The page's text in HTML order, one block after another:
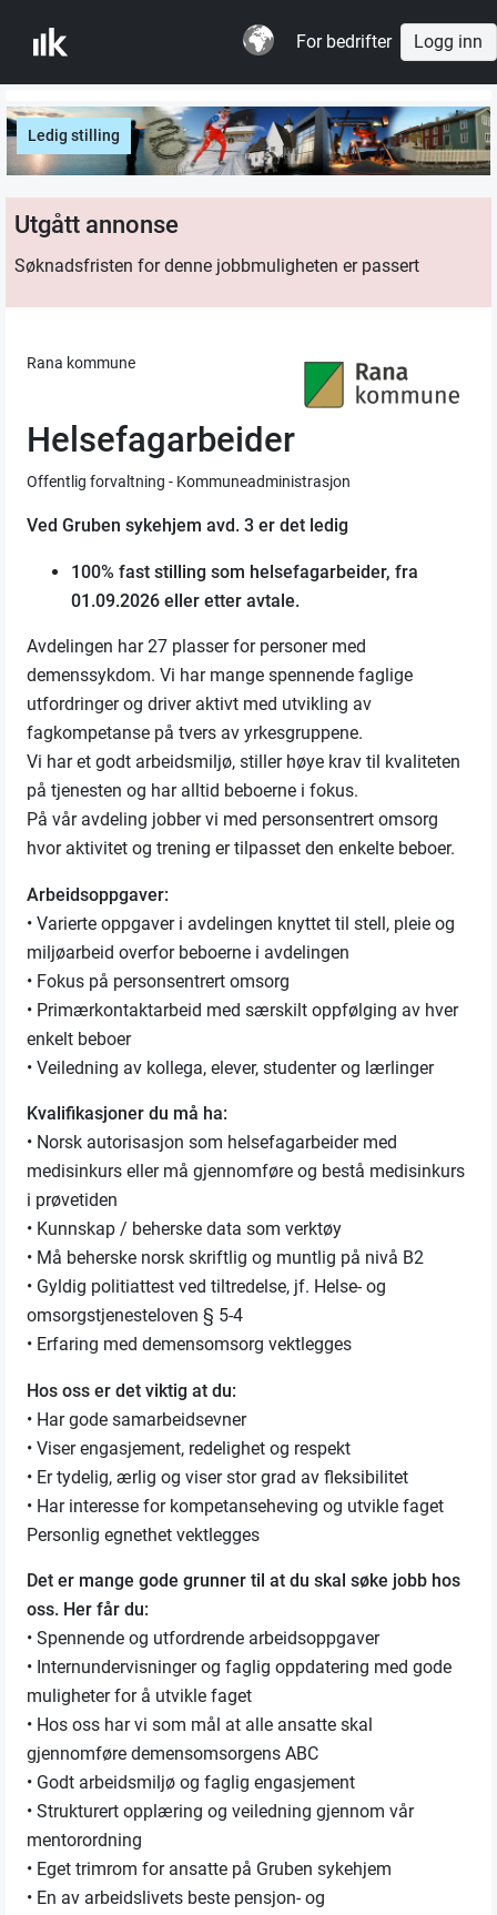
For bedrifter Logg inn
Ledig stilling
Utgått annonse
Søknadsfristen for denne jobbmuligheten er passert
Rana kommune
Helsefagarbeider
Offentlig forvaltning - Kommuneadministrasjon
Ved Gruben sykehjem avd. 3 er det ledig
100% fast stilling som helsefagarbeider, fra
01.09.2026 eller etter avtale.
Avdelingen har 27 plasser for personer med
demenssykdom. Vi har mange spennende faglige
utfordringer og driver aktivt med utvikling av
fagkompetanse på tvers av yrkesgruppene.
Vi har et godt arbeidsmiljø, stiller høye krav til kvaliteten
på tjenesten og har alltid beboerne i fokus.
På vår avdeling jobber vi med personsentrert omsorg
hvor aktivitet og trening er tilpasset den enkelte beboer.
Arbeidsoppgaver:
• Varierte oppgaver i avdelingen knyttet til stell, pleie og
miljøarbeid overfor beboerne i avdelingen
• Fokus på personsentrert omsorg
• Primærkontaktarbeid med særskilt oppfølging av hver
enkelt beboer
• Veiledning av kollega, elever, studenter og lærlinger
Kvalifikasjoner du må ha:
• Norsk autorisasjon som helsefagarbeider med
medisinkurs eller må gjennomføre og bestå medisinkurs
i prøvetiden
• Kunnskap / beherske data som verktøy
• Må beherske norsk skriftlig og muntlig på nivå B2
• Gyldig politiattest ved tiltredelse, jf. Helse- og
omsorgstjenesteloven § 5-4
• Erfaring med demensomsorg vektlegges
Hos oss er det viktig at du:
• Har gode samarbeidsevner
• Viser engasjement, redelighet og respekt
• Er tydelig, ærlig og viser stor grad av fleksibilitet
• Har interesse for kompetanseheving og utvikle faget
Personlig egnethet vektlegges
Det er mange gode grunner til at du skal søke jobb hos
oss. Her får du:
• Spennende og utfordrende arbeidsoppgaver
• Internundervisninger og faglig oppdatering med gode
muligheter for å utvikle faget
• Hos oss har vi som mål at alle ansatte skal
gjennomføre demensomsorgens ABC
• Godt arbeidsmiljø og faglig engasjement
• Strukturert opplæring og veiledning gjennom vår
mentorordning
• Eget trimrom for ansatte på Gruben sykehjem
• En av arbeidslivets beste pensjon- og